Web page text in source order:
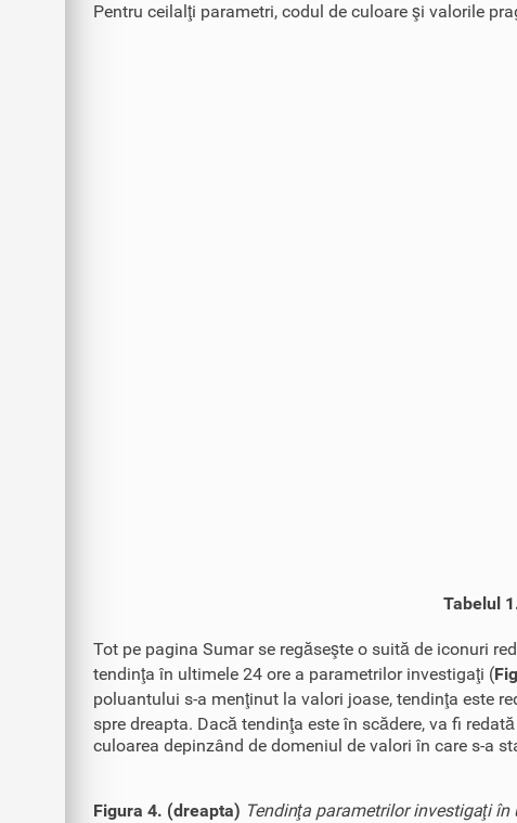
Pentru ceilalţi parametri, codul de culoare şi valorile
Tabelul
Tot pe pagina Sumar se regăseşte o suită de iconuri
tendinţa în ultimele 24 ore a parametrilor investigaţi (
poluantului s-a menţinut la valori joase, tendinţa este
spre dreapta. Dacă tendinţa este în scădere, va fi
culoarea depinzând de domeniul de valori în care s-a
Figura 4. (dreapta) Tendinţa parametrilor investigaţi în